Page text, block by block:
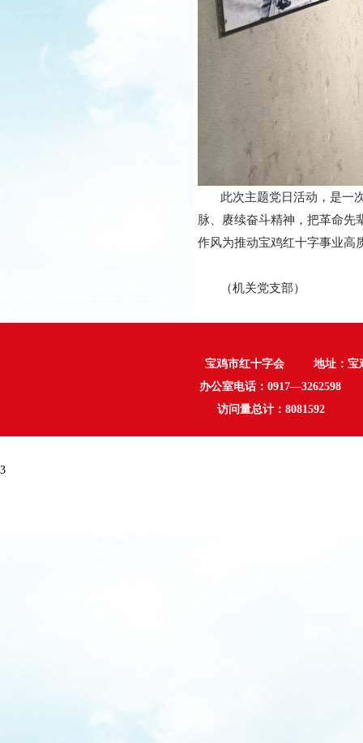
此次主题党日活动，是一次
脉、赓续奋斗精神，把革命先
作风为推动宝鸡红十字事业高
（机关党支部）
宝鸡市红十字会 地址：宝
办公室电话：
访问量总计： 8081592
3